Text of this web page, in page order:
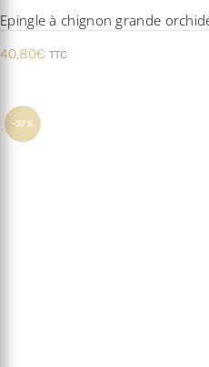
Epingle à chignon grande
40,80€ TTC
-37%